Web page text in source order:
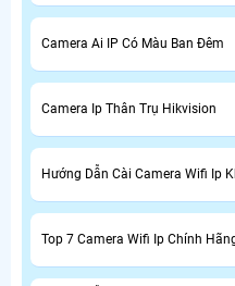
Camera Ai IP Có Màu Ban Đêm
Camera Ip Thân Trụ Hikvision
Hướng Dẫn Cài Camera Wifi Ip
Top 7 Camera Wifi Ip Chính